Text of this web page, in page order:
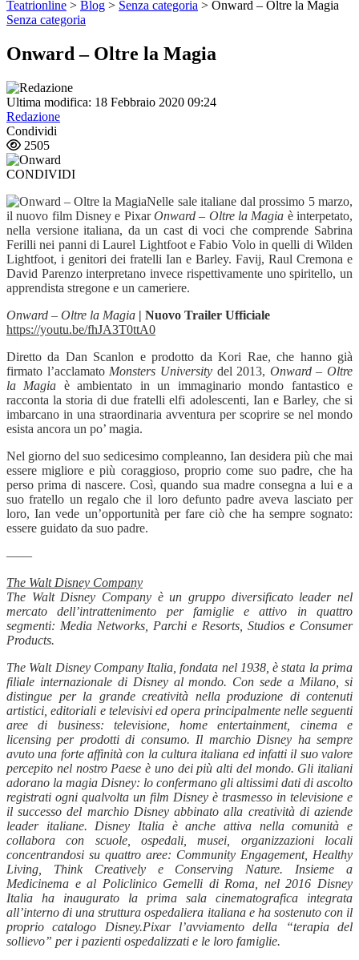
Teatrionline > Blog > Senza categoria > Onward – Oltre la Magia
Senza categoria
Onward – Oltre la Magia
Ultima modifica: 18 Febbraio 2020 09:24
Redazione
Condividi
2505
CONDIVIDI
Nelle sale italiane dal prossimo 5 marzo,
il nuovo film Disney e PixarOnward – Oltre la Magia è interpetato,
nella versione italiana, da un cast di voci che comprende Sabrina
Ferilli nei panni di Laurel Lightfoot e Fabio Volo in quelli di Wilden
Lightfoot, i genitori dei fratelli Ian e Barley. Favij, Raul Cremona e
David Parenzo interpretano invece rispettivamente uno spiritello, un
apprendista stregone e un cameriere.
Onward – Oltre la Magia | Nuovo Trailer Ufficiale
https://youtu.be/fhJA3T0ttA0
Diretto da Dan Scanlon e prodotto da Kori Rae, che hanno già
firmato l’acclamato Monsters University del 2013, Onward – Oltre
la Magia è ambientato in un immaginario mondo fantastico e
racconta la storia di due fratelli elfi adolescenti, Ian e Barley, che si
imbarcano in una straordinaria avventura per scoprire se nel mondo
esista ancora un po’ magia.
Nel giorno del suo sedicesimo compleanno, Ian desidera più che mai
essere migliore e più coraggioso, proprio come suo padre, che ha
perso prima di nascere. Così, quando sua madre consegna a lui e a
suo fratello un regalo che il loro defunto padre aveva lasciato per
loro, Ian vede un’opportunità per fare ciò che ha sempre sognato:
essere guidato da suo padre.
——
The Walt Disney Company
The Walt Disney Company è un gruppo diversificato leader nel
mercato dell’intrattenimento per famiglie e attivo in quattro
segmenti: Media Networks, Parchi e Resorts, Studios e Consumer
Products.
The Walt Disney Company Italia, fondata nel 1938, è stata la prima
filiale internazionale di Disney al mondo. Con sede a Milano, si
distingue per la grande creatività nella produzione di contenuti
artistici, editoriali e televisivi ed opera principalmente nelle seguenti
aree di business: televisione, home entertainment, cinema e
licensing per prodotti di consumo. Il marchio Disney ha sempre
avuto una forte affinità con la cultura italiana ed infatti il suo valore
percepito nel nostro Paese è uno dei più alti del mondo. Gli italiani
adorano la magia Disney: lo confermano gli altissimi dati di ascolto
registrati ogni qualvolta un film Disney è trasmesso in televisione e
il successo del marchio Disney abbinato alla creatività di aziende
leader italiane. Disney Italia è anche attiva nella comunità e
collabora con scuole, ospedali, musei, organizzazioni locali
concentrandosi su quattro aree: Community Engagement, Healthy
Living, Think Creatively e Conserving Nature. Insieme a
Medicinema e al Policlinico Gemelli di Roma, nel 2016 Disney
Italia ha inaugurato la prima sala cinematografica integrata
all’interno di una struttura ospedaliera italiana e ha sostenuto con il
proprio catalogo Disney.Pixar l’avviamento della “terapia del
sollievo” per i pazienti ospedalizzati e le loro famiglie.